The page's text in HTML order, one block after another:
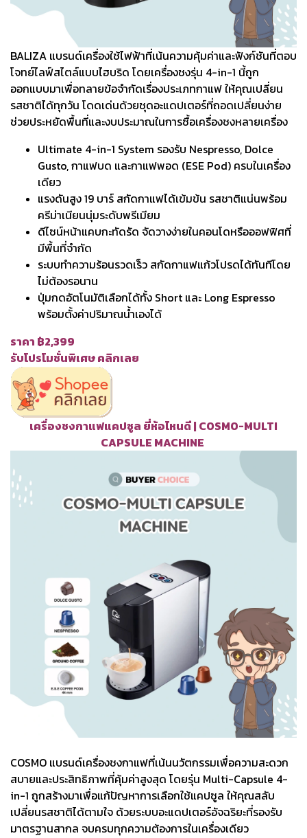
BALIZA แบรนด์เครื่องใช้ไฟฟ้าที่เน้นความคุ้มค่าและฟังก์ชันที่ตอบ
โจทย์ไลฟ์สไตล์แบบไฮบริด โดยเครื่องชงรุ่น 4-in-1 นี้ถูก
ออกแบบมาเพื่อทลายข้อจำกัดเรื่องประเภทกาแฟ ให้คุณเปลี่ยน
รสชาติได้ทุกวัน โดดเด่นด้วยชุดอะแดปเตอร์ที่ถอดเปลี่ยนง่าย
ช่วยประหยัดพื้นที่และงบประมาณในการซื้อเครื่องชงหลายเครื่อง
Ultimate 4-in-1 System รองรับ Nespresso, Dolce
Gusto, กาแฟบด และกาแฟพอด (ESE Pod) ครบในเครื่อง
เดียว
แรงดันสูง 19 บาร์ สกัดกาแฟได้เข้มข้น รสชาติแน่นพร้อม
ครีม่าเนียนนุ่มระดับพรีเมียม
ดีไซน์หน้าแคบกะทัดรัด จัดวางง่ายในคอนโดหรือออฟฟิศที่
มีพื้นที่จำกัด
ระบบทำความร้อนรวดเร็ว สกัดกาแฟแก้วโปรดได้ทันทีโดย
ไม่ต้องรอนาน
ปุ่มกดอัตโนมัติเลือกได้ทั้ง Short และ Long Espresso
พร้อมตั้งค่าปริมาณน้ำเองได้
ราคา ฿2,399
รับโปรโมชั่นพิเศษ คลิกเลย
เครื่องชงกาแฟแคปซูล ยี่ห้อไหนดี | COSMO-MULTI
CAPSULE MACHINE
COSMO แบรนด์เครื่องชงกาแฟที่เน้นนวัตกรรมเพื่อความสะดวก
สบายและประสิทธิภาพที่คุ้มค่าสูงสุด โดยรุ่น Multi-Capsule 4-
in-1 ถูกสร้างมาเพื่อแก้ปัญหาการเลือกใช้แคปซูล ให้คุณสลับ
เปลี่ยนรสชาติได้ตามใจ ด้วยระบบอะแดปเตอร์อัจฉริยะที่รองรับ
มาตรฐานสากล จบครบทุกความต้องการในเครื่องเดียว